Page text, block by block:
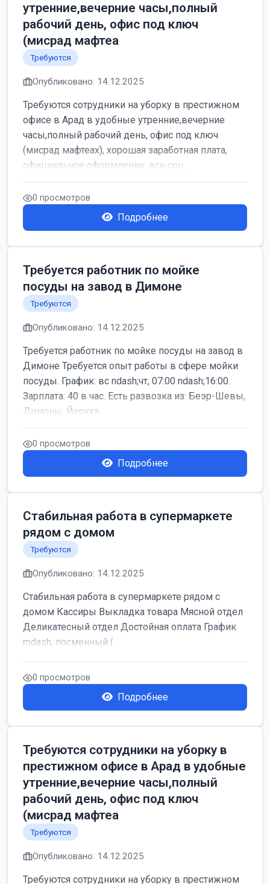
утренние,вечерние часы,полный
рабочий день, офис под ключ
(мисрад мафтеа
Требуются
Опубликовано: 14.12.2025
Требуются сотрудники на уборку в престижном
офисе в Арад в удобные утренние,вечерние
часы,полный рабочий день, офис под ключ
(мисрад мафтеах), хорошая заработная плата,
официальное оформление, все соц...
0 просмотров
Подробнее
Требуется работник по мойке
посуды на завод в Димоне
Требуются
Опубликовано: 14.12.2025
Требуется работник по мойке посуды на завод в
Димоне Требуется опыт работы в сфере мойки
посуды. График: вс ndash;чт, 07:00 ndash;16:00.
Зарплата: 40 в час. Есть развозка из: Беэр-Шевы,
Димоны, Йеруха...
0 просмотров
Подробнее
Стабильная работа в супермаркете
рядом с домом
Требуются
Опубликовано: 14.12.2025
Стабильная работа в супермаркете рядом с
домом Кассиры Выкладка товара Мясной отдел
Деликатесный отдел Достойная оплата График
mdash; посменный (
0 просмотров
Подробнее
Требуются сотрудники на уборку в
престижном офисе в Арад в удобные
утренние,вечерние часы,полный
рабочий день, офис под ключ
(мисрад мафтеа
Требуются
Опубликовано: 14.12.2025
Требуются сотрудники на уборку в престижном